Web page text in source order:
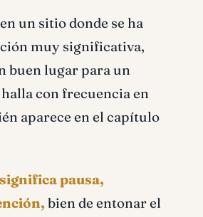
un sitio donde se ha
muy significativa,
buen lugar para un
halla con frecuencia en
aparece en el capí­tulo
pausa,
bien de entonar el